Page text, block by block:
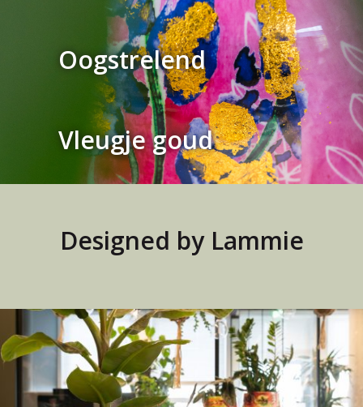
Oogstrelend
Vleugje goud
Designed by Lammie